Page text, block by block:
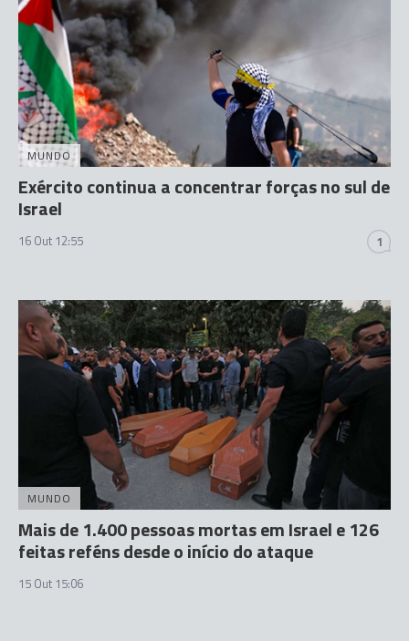
MUNDO
Exército continua a concentrar forças no sul de
Israel
16 Out 12:55 1
MUNDO
Mais de 1.400 pessoas mortas em Israel e 126
feitas reféns desde o início do ataque
15 Out 15:06